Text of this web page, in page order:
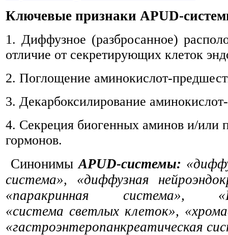
Ключевые признаки APUD-
1. Диффузное (разбросанное)
отличие от секретирующих клеток
2. Поглощение аминокислот-
3. Декарбоксилирование
4. Секреция биогенных аминов и/или
гормонов.
СинонимыAPUD-системы:
система», «диффузная
«паракринная система»,
«система светлых клеток»,
«гастроэнтеропанкреатическая